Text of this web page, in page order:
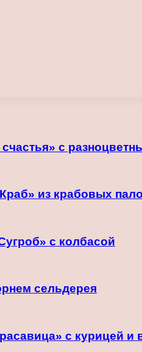
с
из крабовых
с колбасой
сельдерея
с курицей и